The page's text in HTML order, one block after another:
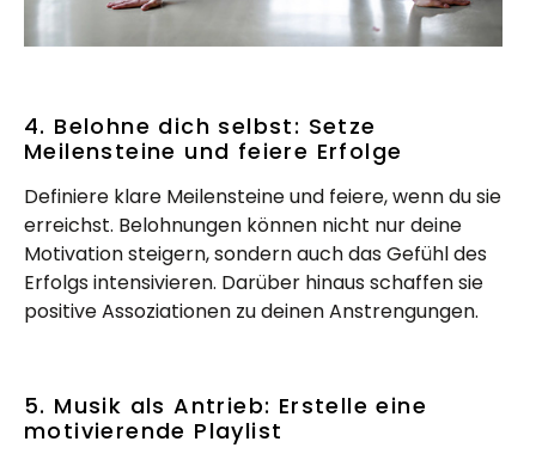
4. Belohne dich selbst: Setze
Meilensteine und feiere Erfolge
Definiere klare Meilensteine und feiere, wenn du sie
erreichst. Belohnungen können nicht nur deine
Motivation steigern, sondern auch das Gefühl des
Erfolgs intensivieren. Darüber hinaus schaffen sie
positive Assoziationen zu deinen Anstrengungen.
5. Musik als Antrieb: Erstelle eine
motivierende Playlist